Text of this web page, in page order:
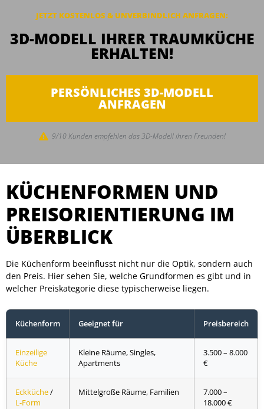
JETZT KOSTENLOS & UNVERBINDLICH ANFRAGEN:
3D-MODELL IHRER TRAUMKÜCHE
ERHALTEN!
PERSÖNLICHES 3D-MODELL
ANFRAGEN
9/10 Kunden empfehlen das 3D-Modell ihren Freunden!
KÜCHENFORMEN UND
PREISORIENTIERUNG IM
ÜBERBLICK
Die Küchenform beeinflusst nicht nur die Optik, sondern auch
den Preis. Hier sehen Sie, welche Grundformen es gibt und in
welcher Preiskategorie diese typischerweise liegen.
Küchenform Geeignet für Preisbereich
Einzeilige
Küche
Kleine Räume, Singles,
Apartments
3.500 – 8.000
€
Eckküche/
L-Form
Mittelgroße Räume, Familien
7.000 –
18.000 €